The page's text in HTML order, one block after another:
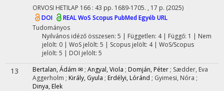
ORVOSI HETILAP 166 : 43 pp. 1689-1705. , 17 p. (2025)
DOI
REALWoS Scopus PubMedEgyéb URL
Tudományos
Nyilvános idéző összesen: 5 | Független: 4 | Függő: 1 | Nem
jelölt: 0 | WoS jelölt: 5 | Scopus jelölt: 4 | WoS/Scopus
jelölt: 5 | DOI jelölt: 5
13 Bertalan, Ádám ✉ ; Angyal, Viola ; Domján, Péter ; Sædder, Eva
Aggerholm ; Király, Gyula ; Erdélyi, Lóránd ; Gyimesi, Nóra ;
Dinya, Elek